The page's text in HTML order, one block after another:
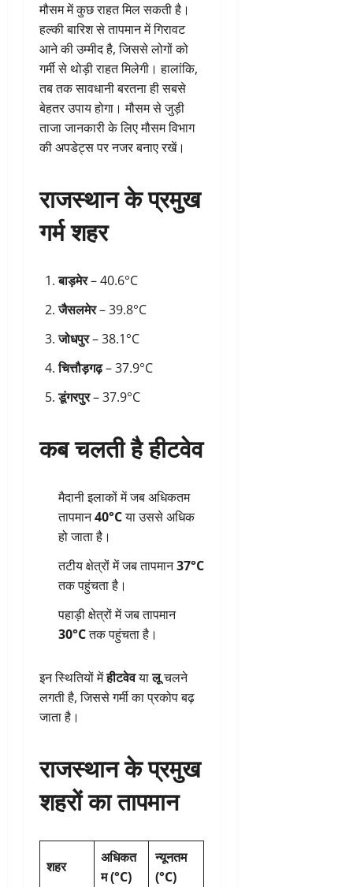
मौसम में कुछ राहत मिल सकती है।
हल्की बारिश से तापमान में गिरावट
आने की उम्मीद है, जिससे लोगों को
गर्मी से थोड़ी राहत मिलेगी। हालांकि,
तब तक सावधानी बरतना ही सबसे
बेहतर उपाय होगा। मौसम से जुड़ी
ताजा जानकारी के लिए मौसम विभाग
की अपडेट्स पर नजर बनाए रखें।
राजस्थान के प्रमुख
गर्म शहर
बाड़मेर– 40.6°C
जैसलमेर– 39.8°C
जोधपुर– 38.1°C
चित्तौड़गढ़– 37.9°C
डूंगरपुर– 37.9°C
कब चलती है हीटवेव
मैदानी इलाकों में जब अधिकतम
तापमान40°Cया उससे अधिक
हो जाता है।
तटीय क्षेत्रों में जब तापमान37°C
तक पहुंचता है।
पहाड़ी क्षेत्रों में जब तापमान
30°Cतक पहुंचता है।
इन स्थितियों मेंहीटवेवयालूचलने
लगती है, जिससे गर्मी का प्रकोप बढ़
जाता है।
राजस्थान के प्रमुख
शहरों का तापमान
शहर
अधिकत
म (°C)
न्यूनतम
(°C)